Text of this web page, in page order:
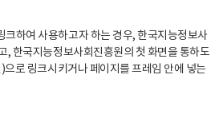
하여 사용하고자 하는 경우, 한국지능정보사
, 한국지능정보사회진흥원의 첫 화면을 통하도
로 링크시키거나 페이지를 프레임 안에 넣는